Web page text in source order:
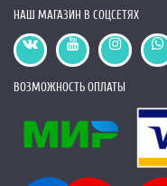
НАШ МАГАЗИН В СОЦСЕТЯХ
ВОЗМОЖНОСТЬ ОПЛАТЫ